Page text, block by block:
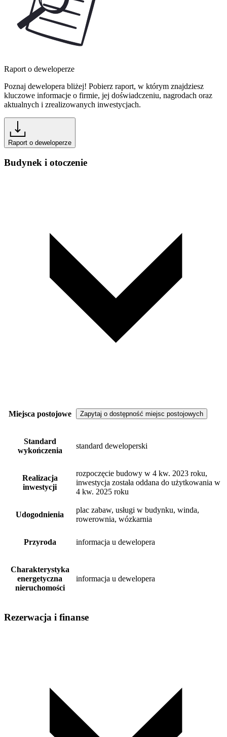
Raport o deweloperze
Poznaj dewelopera bliżej! Pobierz raport, w którym znajdziesz
kluczowe informacje o firmie, jej doświadczeniu, nagrodach oraz
aktualnych i zrealizowanych inwestycjach.
Raport o deweloperze
Budynek i otoczenie
Miejsca postojowe Zapytaj o dostępność miejsc postojowych
Standard
wykończenia
standard deweloperski
Realizacja
inwestycji
rozpoczęcie budowy w 4 kw. 2023 roku,
inwestycja została oddana do użytkowania w
4 kw. 2025 roku
Udogodnienia
plac zabaw, usługi w budynku, winda,
rowerownia, wózkarnia
Przyroda informacja u dewelopera
Charakterystyka
energetyczna
nieruchomości
informacja u dewelopera
Rezerwacja i finanse